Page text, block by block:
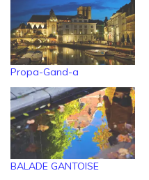
Propa-Gand-a
BALADE GANTOISE